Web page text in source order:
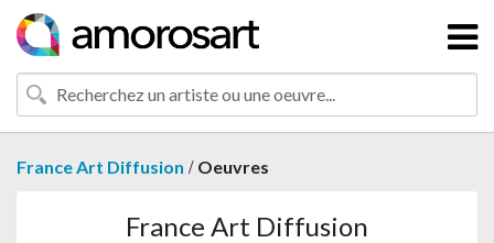
France Art Diffusion / Oeuvres
France Art Diffusion